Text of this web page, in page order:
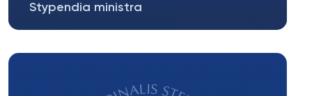
Stypendia ministra
stypendium Ministra Edukacji...